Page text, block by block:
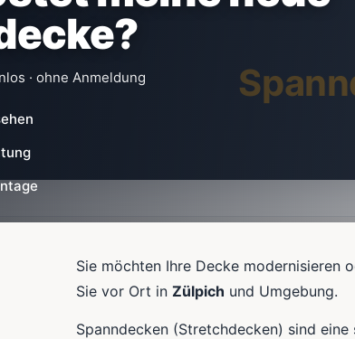
· ohne Anmeldung
Sie möchten Ihre Decke modernisieren
Sie vor Ort in Zülpich und Umgebung.
Spanndecken (Stretchdecken) sind